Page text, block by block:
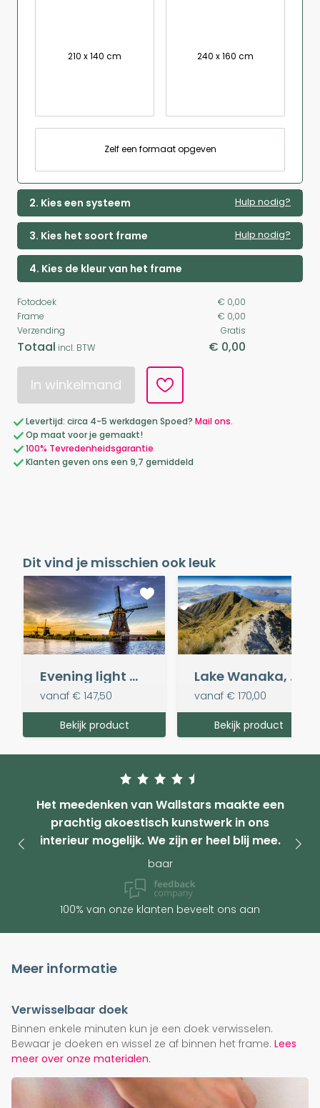
210 x 140 cm 240 x 160 cm
Zelf een formaat opgeven
2. Kies een systeem Hulp nodig?
3. Kies het soort frame Hulp nodig?
4. Kies de kleur van het frame
Fotodoek
€ 0,00
Frame
€ 0,00
Verzending
Gratis
Totaal incl. BTW € 0,00
In winkelmand
Levertijd: circa 4-5 werkdagen Spoed? Mail ons.
Op maat voor je gemaakt!
100% Tevredenheidsgarantie
Klanten geven ons een 9,7 gemiddeld
Dit vind je misschien ook leuk
Evening light @ Kinderdijk
vanaf € 147,50
Bekijk product
Lake Wanaka, Nieuw-Zeeland
vanaf € 170,00
Bekijk product
Het meedenken van Wallstars maakte een
prachtig akoestisch kunstwerk in ons
interieur mogelijk. We zijn er heel blij mee.
baar
100% van onze klanten beveelt ons aan
Meer informatie
Verwisselbaar doek
Binnen enkele minuten kun je een doek verwisselen.
Bewaar je doeken en wissel ze af binnen het frame. Lees
meer over onze materialen.